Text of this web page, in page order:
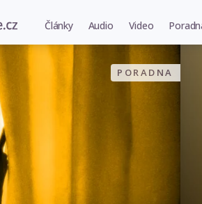
Články Audio Video
PORADNA